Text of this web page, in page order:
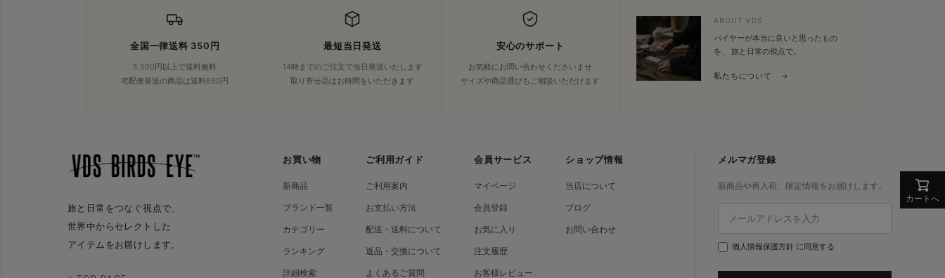
カートへ
全国一律送料 350円
5,500円以上で送料無料
宅配便発送の商品は送料880円
最短当日発送
14時までのご注文で当日発送いたします
取り寄せ品はお時間をいただきます
安心のサポート
お気軽にお問い合わせくださいませ
サイズや商品選びもご相談いただけます
ABOUT VDS
バイヤーが本当に良いと思ったもの
を、 旅と日常の視点で。
私たちについて →
旅と日常をつなぐ視点で、
世界中からセレクトした
アイテムをお届けします。
お買い物
新商品
ブランド一覧
カテゴリー
ランキング
詳細検索
ご利用ガイド
ご利用案内
お支払い方法
配送・送料について
返品・交換について
よくあるご質問
会員サービス
マイページ
会員登録
お気に入り
注文履歴
お客様レビュー
ショップ情報
当店について
ブログ
お問い合わせ
メルマガ登録
新商品や再入荷、限定情報をお届けします。
個人情報保護方針 に同意する